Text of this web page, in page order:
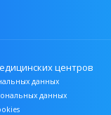
центров
данных
данных